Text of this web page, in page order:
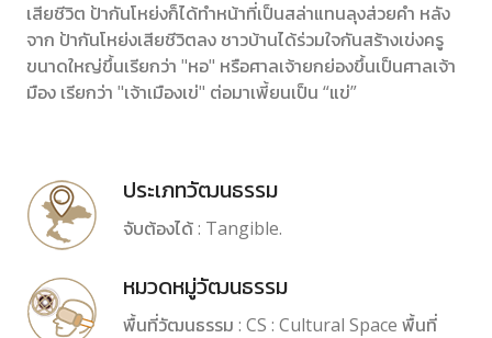
เสียชีวิต ป้ากันโหย่งก็ได้ทำหน้าที่เป็นสล่าแทนลุงส่วยคำ หลัง
จาก ป้ากันโหย่งเสียชีวิตลง ชาวบ้านได้ร่วมใจกันสร้างเข่งครู
ขนาดใหญ่ขึ้นเรียกว่า "หอ" หรือศาลเจ้ายกย่องขึ้นเป็นศาลเจ้า
มือง เรียกว่า "เจ้าเมืองเข่" ต่อมาเพี้ยนเป็น “แข่”
ประเภทวัฒนธรรม
จับต้องได้ : Tangible.
หมวดหมู่วัฒนธรรม
พื้นที่วัฒนธรรม : CS : Cultural Space พื้นที่